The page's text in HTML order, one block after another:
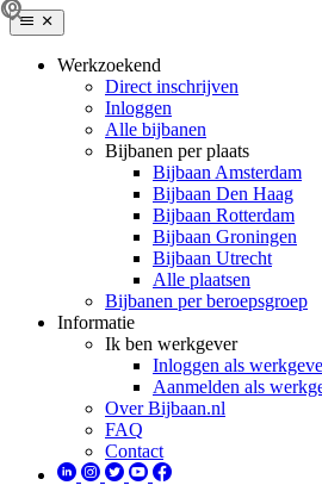
Werkzoekend
Direct inschrijven
Inloggen
Alle bijbanen
Bijbanen per plaats
Bijbaan Amsterdam
Bijbaan Den Haag
Bijbaan Rotterdam
Bijbaan Groningen
Bijbaan Utrecht
Alle plaatsen
Bijbanen per beroepsgroep
Informatie
Ik ben werkgever
Inloggen als
Aanmelden als
Over Bijbaan.nl
FAQ
Contact